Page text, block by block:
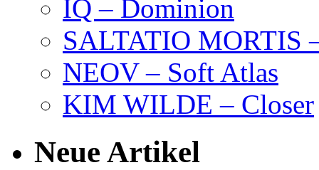
IQ – Dominion
SALTATIO MORTIS
NEOV – Soft Atlas
KIM WILDE – Closer
Neue Artikel